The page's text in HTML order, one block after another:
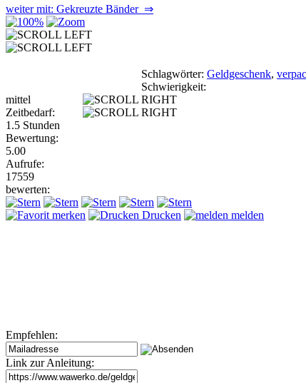
weiter mit: Gekreuzte Bänder ⇒
Schlagwörter: Geldgeschenk,
Schwierigkeit:
mittel
Zeitbedarf:
1.5 Stunden
Bewertung:
5.00
Aufrufe:
17559
bewerten:
merken Drucken melden
Empfehlen:
Link zur Anleitung: